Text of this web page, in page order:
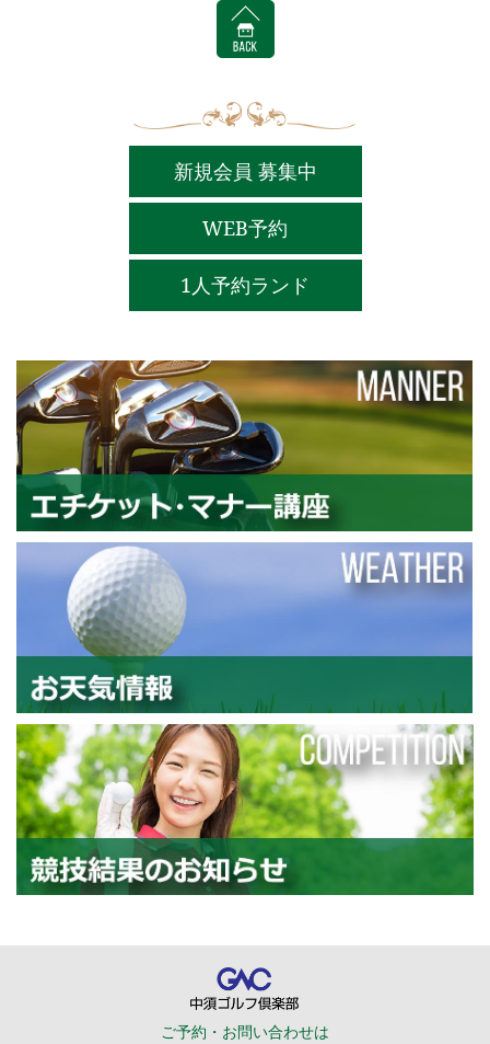
BACK
新規会員 募集中
WEB予約
1人予約ランド
ご予約・お問い合わせは